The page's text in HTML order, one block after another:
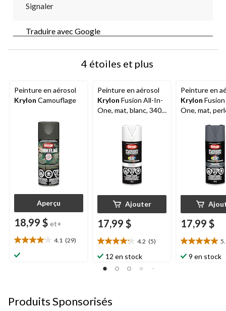
Signaler
Traduire avec Google
4 étoiles et plus
Peinture en aérosol
Krylon Camouflage
Aperçu
18,99 $ et+
4.1 (29)
4.1
étoile(s)
Peinture en aérosol
Krylon Fusion All-In-
One, mat, blanc, 340
Ajouter
17,99 $
4.2 (5)
4.2
étoile(s)
sur
12 en stock
Peinture en
Krylon
One, mat,
17,99 $
5.0
étoile(s)
9 en stock
Produits Sponsorisés